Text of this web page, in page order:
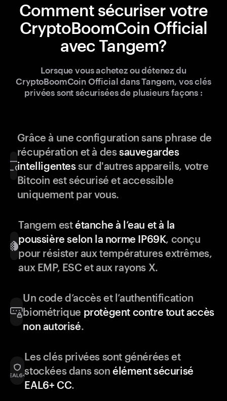
Comment sécuriser votre
CryptoBoomCoin Official
avec Tangem?
Lorsque vous achetez ou détenez du
CryptoBoomCoin Official dans Tangem, vos clés
privées sont sécurisées de plusieurs façons :
Grâce à une configuration sans phrase de
récupération et à dessauvegardes
intelligentessur d'autres appareils, votre
Bitcoin est sécurisé et accessible
uniquement par vous.
Tangem estétanche à l’eau et à la
poussière selon la norme IP69K, conçu
pour résister aux températures extrêmes,
aux EMP, ESC et aux rayons X.
Un code d’accès et l’authentification
biométrique protègent contre tout accès
non autorisé.
Les clés privées sont générées et
stockées dans sonélément sécurisé
EAL6+ CC.